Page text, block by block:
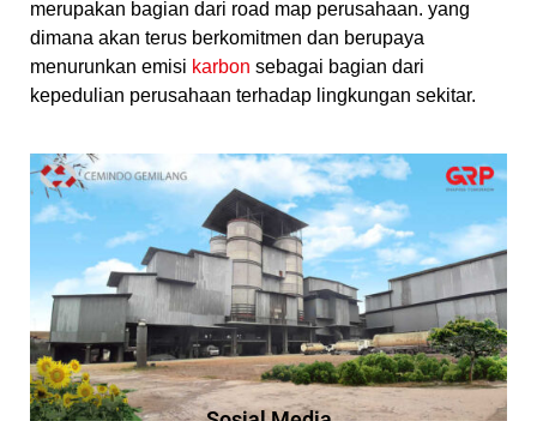
merupakan bagian dari road map perusahaan. yang
dimana akan terus berkomitmen dan berupaya
menurunkan emisi karbon sebagai bagian dari
kepedulian perusahaan terhadap lingkungan sekitar.